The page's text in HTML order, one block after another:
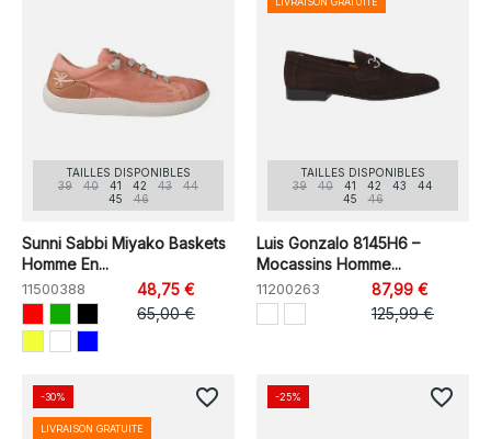
TAILLES DISPONIBLES
39
40 41 42 43
44
45
46
Sunni Sabbi Miyako Baskets
Homme En...
11500388
48,75 €
65,00 €
TAILLES DISPONIBLES
39
40 41 42 43
44
45
46
Luis Gonzalo 8145H6 –
Mocassins Homme...
11200263
87,99 €
125,99 €
-30%
LIVRAISON GRATUITE
favorite_border -25% favorite_border